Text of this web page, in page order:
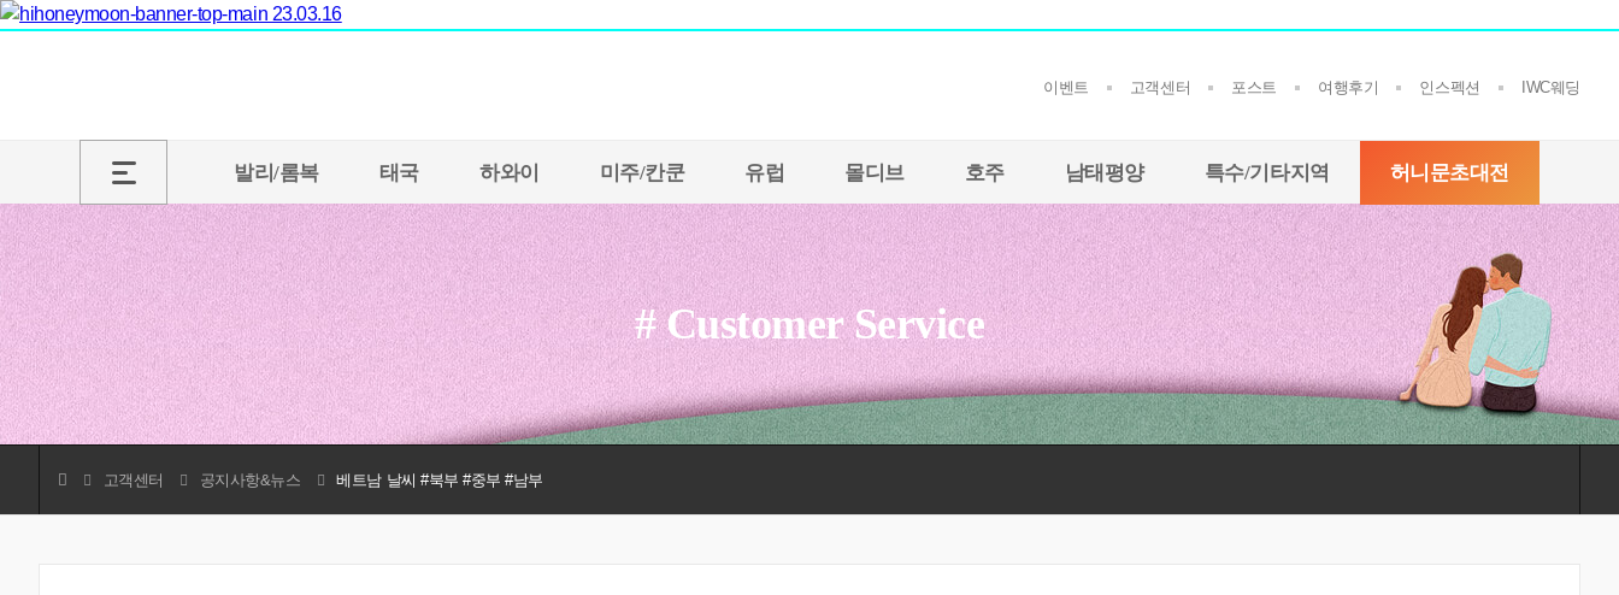
본
뉴
바
로
가
기
하이허니문
이벤트 고객센터 포스트 여행후기 인스펙션 IWC웨딩
발리/롬복 태국 하와이 미주/칸쿤 유럽 몰디브 호주 남태평양 특수/기타지역 허니문초대전
# Customer Service
고객센터 공지사항&뉴스 베트남 날씨 #북부 #중부 #남부